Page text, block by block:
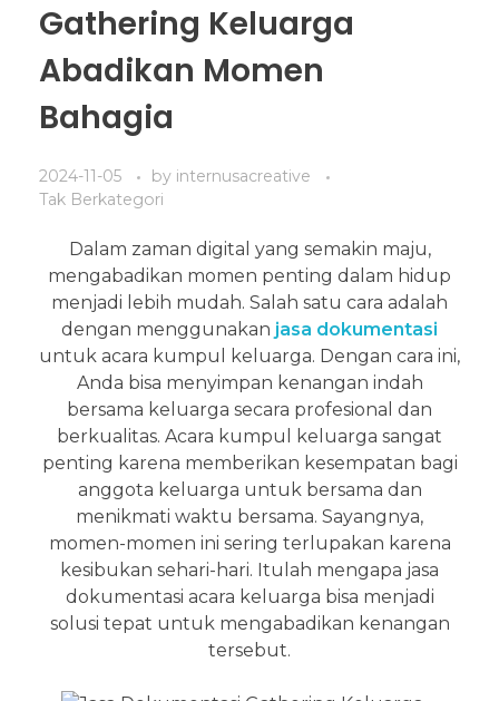
Gathering Keluarga
Abadikan Momen
Bahagia
2024-11-05 by internusacreative
Tak Berkategori
Dalam zaman digital yang semakin maju,
mengabadikan momen penting dalam hidup
menjadi lebih mudah. Salah satu cara adalah
dengan menggunakan jasa dokumentasi
untuk acara kumpul keluarga. Dengan cara ini,
Anda bisa menyimpan kenangan indah
bersama keluarga secara profesional dan
berkualitas. Acara kumpul keluarga sangat
penting karena memberikan kesempatan bagi
anggota keluarga untuk bersama dan
menikmati waktu bersama. Sayangnya,
momen-momen ini sering terlupakan karena
kesibukan sehari-hari. Itulah mengapa jasa
dokumentasi acara keluarga bisa menjadi
solusi tepat untuk mengabadikan kenangan
tersebut.